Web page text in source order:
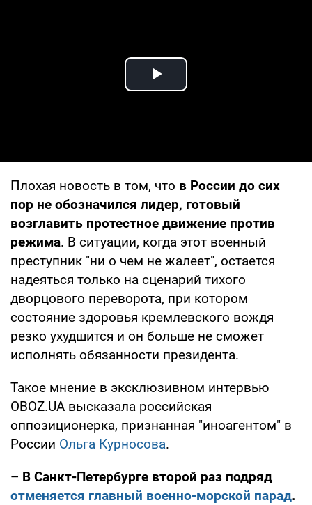
Play Video
Плохая новость в том, что в России до сих
пор не обозначился лидер, готовый
возглавить протестное движение против
режима. В ситуации, когда этот военный
преступник "ни о чем не жалеет", остается
надеяться только на сценарий тихого
дворцового переворота, при котором
состояние здоровья кремлевского вождя
резко ухудшится и он больше не сможет
исполнять обязанности президента.
Такое мнение в эксклюзивном интервью
OBOZ.UA высказала российская
оппозиционерка, признанная "иноагентом" в
России Ольга Курносова.
– В Санкт-Петербурге второй раз подряд
отменяется главный военно-морской парад.